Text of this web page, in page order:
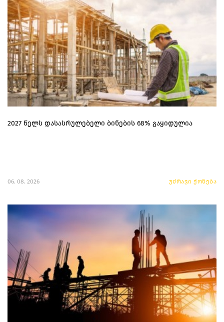
2027 წელს დასასრულებელი ბინების 68% გაყიდულია
06. 08. 2026 უძრავი ქონება